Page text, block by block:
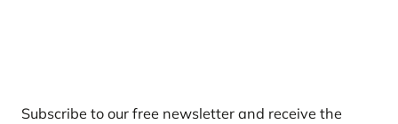
Subscribe to our free newsletter and receive the